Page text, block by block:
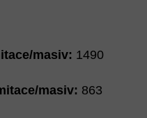
masiv: 1490
masiv: 863